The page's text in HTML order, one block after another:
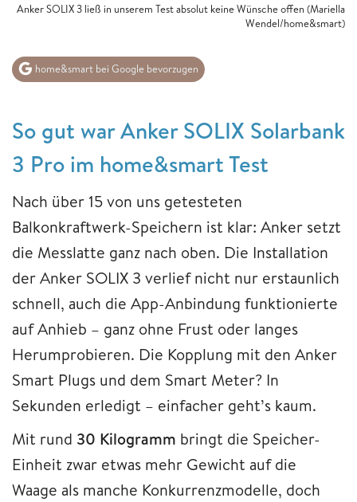
Anker SOLIX 3 ließ in unserem Test absolut keine Wünsche offen (Mariella
Wendel/home&smart)
home&smart bei Google bevorzugen
So gut war Anker SOLIX Solarbank
3 Pro im home&smart Test
Nach über 15 von uns getesteten
Balkonkraftwerk-Speichern ist klar: Anker setzt
die Messlatte ganz nach oben. Die Installation
der Anker SOLIX 3 verlief nicht nur erstaunlich
schnell, auch die App-Anbindung funktionierte
auf Anhieb – ganz ohne Frust oder langes
Herumprobieren. Die Kopplung mit den Anker
Smart Plugs und dem Smart Meter? In
Sekunden erledigt – einfacher geht’s kaum.
Mit rund 30 Kilogramm bringt die Speicher-
Einheit zwar etwas mehr Gewicht auf die
Waage als manche Konkurrenzmodelle, doch